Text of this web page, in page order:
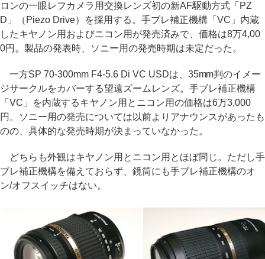
ロンの一眼レフカメラ用交換レンズ初の新AF駆動方式「PZ
D」（Piezo Drive）を採用する。手ブレ補正機構「VC」内蔵
したキヤノン用およびニコン用が発売済みで、価格は8万4,00
0円。製品の発表時、ソニー用の発売時期は未定だった。
一方SP 70-300mm F4-5.6 Di VC USDは、35mm判のイメー
ジサークルをカバーする望遠ズームレンズ。手ブレ補正機構
「VC」を内蔵するキヤノン用とニコン用の価格は6万3,000
円。ソニー用の発売については以前よりアナウンスがあったも
のの、具体的な発売時期が決まっていなかった。
どちらも外観はキヤノン用とニコン用とほぼ同じ。ただし手
ブレ補正機構を備えておらず、鏡筒にも手ブレ補正機構のオ
ン/オフスイッチはない。